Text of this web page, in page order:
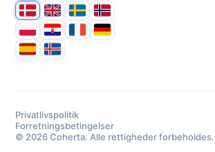
DanmarkUnited Kingdom
SverigeNorge
PolskaHrvatskaFranceDeutschland
EspanaÍsland
Privatlivspolitik
Forretningsbetingelser
© 2026 Coherta. Alle rettigheder forbeholdes.